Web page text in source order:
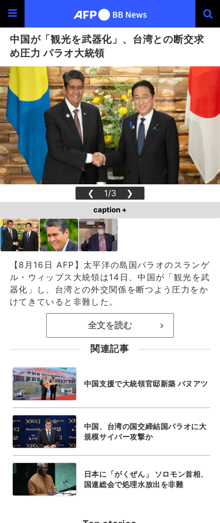
中国が「観光を武器化」、台湾との断交求
め圧力 パラオ大統領
❮ 1/3 ❯
caption +
【8月16日 AFP】太平洋の島国パラオのスランゲ
ル・ウィップス大統領は14日、中国が「観光を武
器化」し、台湾との外交関係を断つよう圧力をか
けてきていると非難した。
全文を読む >
関連記事
中国支援で大統領官邸新築 バヌアツ
中国、台湾の国交締結国パラオに大
規模サイバー攻撃か
日本に「がくぜん」 ソロモン首相、
国連総会で処理水放出を非難